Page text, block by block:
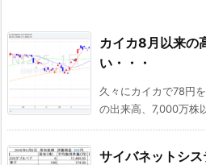
カイカ8月以来の
い・・・
久々にカイカで78円
の出来高、7,000万株
サイバネットシ